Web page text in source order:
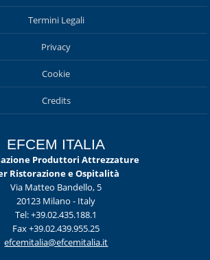
Termini Legali
Privacy
Cookie
Credits
EFCEM ITALIA
Produttori Attrezzature
Ristorazione e Ospitalità
Via Matteo Bandello, 5
20123 Milano - Italy
Tel: +39.02.435.188.1
Fax +39.02.439.955.25
efcemitalia@efcemitalia.it